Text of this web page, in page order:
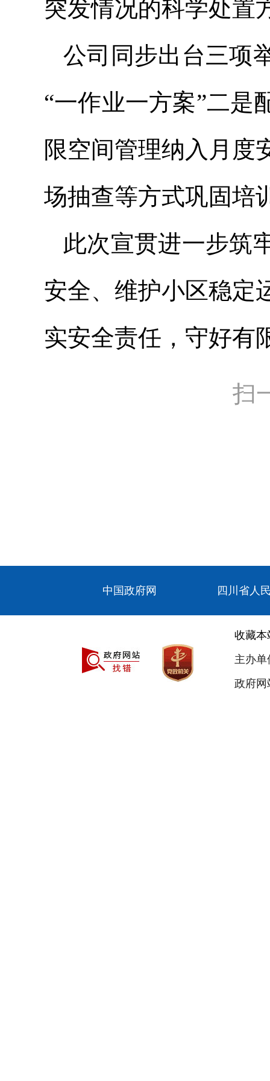
突发情况的科学处置
公司同步出台三项
“一作业一方案”二是
限空间管理纳入月度
场抽查等方式巩固培
此次宣贯进一步筑
安全、维护小区稳定
实安全责任，守好有
扫
中国政府网 四川省人
收藏本
主办
政府网